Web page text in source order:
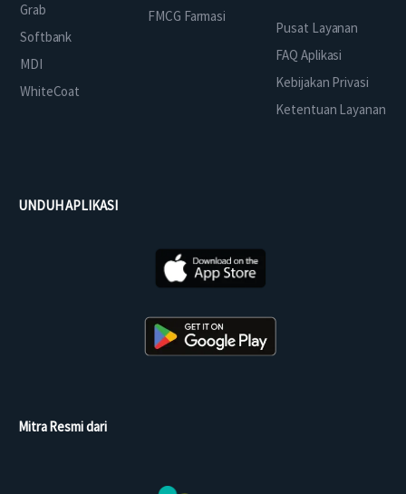
Grab
Softbank
MDI
WhiteCoat
FMCG Farmasi
Pusat Layanan
FAQ Aplikasi
Kebijakan Privasi
Ketentuan Layanan
UNDUH APLIKASI
Mitra Resmi dari